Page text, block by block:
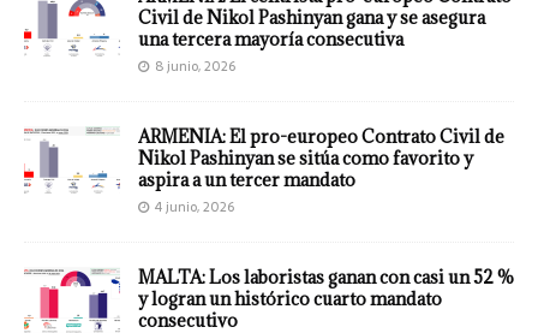
Civil de Nikol Pashinyan gana y se asegura
una tercera mayoría consecutiva
8 junio, 2026
ARMENIA: El pro-europeo Contrato Civil de
Nikol Pashinyan se sitúa como favorito y
aspira a un tercer mandato
4 junio, 2026
MALTA: Los laboristas ganan con casi un 52 %
y logran un histórico cuarto mandato
consecutivo